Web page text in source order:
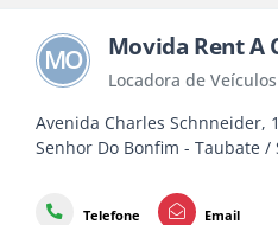
MO Movida Rent A
Locadora de Veículos
Avenida Charles Schnneider,
Senhor Do Bonfim - Taubate /
Telefone Email